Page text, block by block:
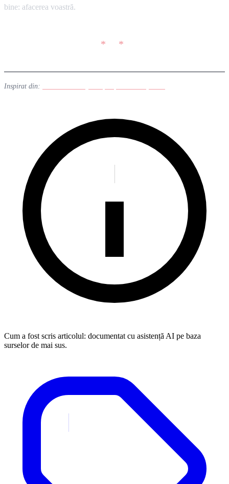
bine: afacerea voastră.
Inspirat din:
Cum a fost scris articolul: documentat cu asistență AI pe baza
surselor de mai sus.